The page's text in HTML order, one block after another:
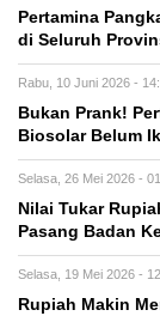
Pertamina
di Seluruh
Rabu, 10 Juni 2026 -
Bukan Prank!
Biosolar Belum
Selasa, 26 Mei 2026 -
Nilai Tukar
Pasang Badan
Selasa, 19 Mei 2026 -
Rupiah Makin